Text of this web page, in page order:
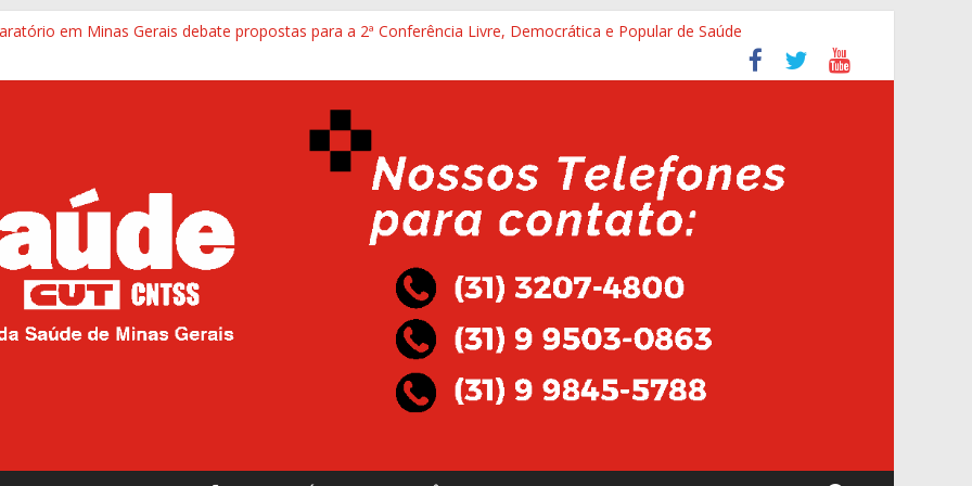
em Minas Gerais debate propostas para a 2ª Conferência Livre, Democrática e Popular de Saúde
mínima para aposentadoria especial e reforça proteção a trabalhadores da saúde que recebem insalubridade
mineiro: Justiça determina a reabertura integral do Hospital Maria Amélia Lins
Pedro Leopoldo esteve na sede do Sind-Saúde para defender lei dos Agentes na cidade